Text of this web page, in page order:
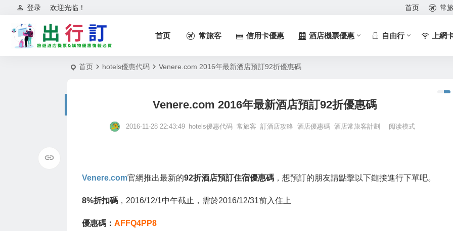
欢迎光临！
登录 首页 常
首页 常旅客 信用卡優惠 酒店機票優惠 自由行 上網
首页 hotels優惠代码 Venere.com 2016年最新酒店預訂92折優惠碼
Venere.com 2016年最新酒店預訂92折優惠碼
2016-11-28 22:43:49 hotels優惠代码 常旅客 訂酒店攻略 酒店優惠碼 酒店常旅客計劃 阅读模式
Venere.com官網推出最新的92折酒店預訂住宿優惠碼 ，想預訂的朋友請點擊以下鏈接進行下單吧。
8%折扣碼 ，2016/12/1中午截止，需於2016/12/31前入住上
優惠碼： AFFQ4PP8